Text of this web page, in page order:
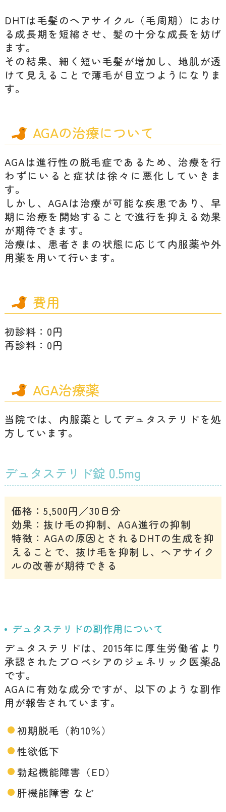
DHTは毛髪のヘアサイクル（毛周期）におけ
る成長期を短縮させ、髪の十分な成長を妨げ
ます。
その結果、細く短い毛髪が増加し、地肌が透
けて見えることで薄毛が目立つようになりま
す。
AGAの治療について
AGAは進行性の脱毛症であるため、治療を行
わずにいると症状は徐々に悪化していきま
す。
しかし、AGAは治療が可能な疾患であり、早
期に治療を開始することで進行を抑える効果
が期待できます。
治療は、患者さまの状態に応じて内服薬や外
用薬を用いて行います。
費用
初診料：0円
再診料：0円
AGA治療薬
当院では、内服薬としてデュタステリドを処
方しています。
デュタステリド錠 0.5mg
価格：5,500円／30日分
効果：抜け毛の抑制、AGA進行の抑制
特徴：AGAの原因とされるDHTの生成を抑
えることで、抜け毛を抑制し、ヘアサイク
ルの改善が期待できる
デュタステリドの副作用について
デュタステリドは、2015年に厚生労働省より
承認されたプロペシアのジェネリック医薬品
です。
AGAに有効な成分ですが、以下のような副作
用が報告されています。
初期脱毛（約10％）
性欲低下
勃起機能障害（ED）
肝機能障害 など